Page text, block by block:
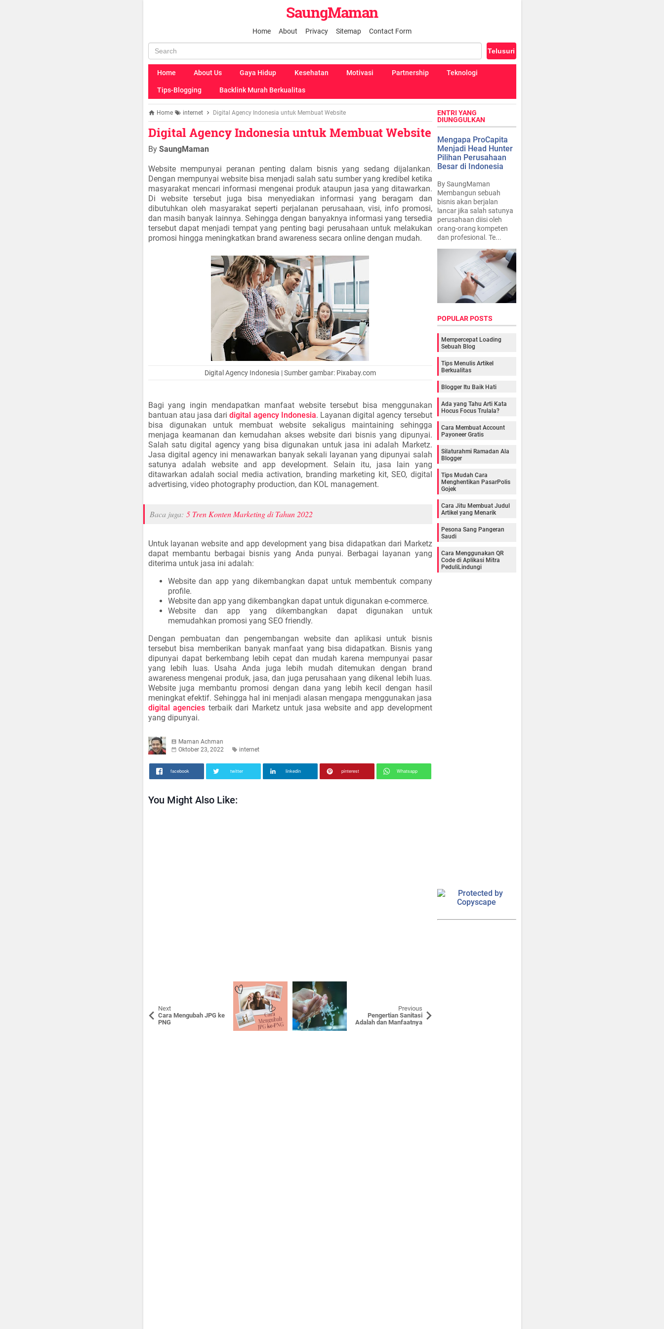
SaungMaman
Home About Privacy Sitemap Contact Form
Home About Us Gaya Hidup Kesehatan Motivasi Partnership Teknologi
Tips-Blogging Backlink Murah Berkualitas
Home internet Digital Agency Indonesia untuk Membuat Website
Digital Agency Indonesia untuk Membuat Website
By SaungMaman
Website mempunyai peranan penting dalam bisnis yang sedang dijalankan.
Dengan mempunyai website bisa menjadi salah satu sumber yang kredibel ketika
masyarakat mencari informasi mengenai produk ataupun jasa yang ditawarkan.
Di website tersebut juga bisa menyediakan informasi yang beragam dan
dibutuhkan oleh masyarakat seperti perjalanan perusahaan, visi, info promosi,
dan masih banyak lainnya. Sehingga dengan banyaknya informasi yang tersedia
tersebut dapat menjadi tempat yang penting bagi perusahaan untuk melakukan
promosi hingga meningkatkan brand awareness secara online dengan mudah.
Digital Agency Indonesia | Sumber gambar: Pixabay.com
Bagi yang ingin mendapatkan manfaat website tersebut bisa menggunakan
bantuan atau jasa daridigital agency Indonesia. Layanan digital agency tersebut
bisa digunakan untuk membuat website sekaligus maintaining sehingga
menjaga keamanan dan kemudahan akses website dari bisnis yang dipunyai.
Salah satu digital agency yang bisa digunakan untuk jasa ini adalah Marketz.
Jasa digital agency ini menawarkan banyak sekali layanan yang dipunyai salah
satunya adalah website and app development. Selain itu, jasa lain yang
ditawarkan adalah social media activation, branding marketing kit, SEO, digital
advertising, video photography production, dan KOL management.
Baca juga: 5 Tren Konten Marketing di Tahun 2022
Untuk layanan website and app development yang bisa didapatkan dari Marketz
dapat membantu berbagai bisnis yang Anda punyai. Berbagai layanan yang
diterima untuk jasa ini adalah:
Website dan app yang dikembangkan dapat untuk membentuk company
profile.
Website dan app yang dikembangkan dapat untuk digunakan e-commerce.
Website dan app yang dikembangkan dapat digunakan untuk
memudahkan promosi yang SEO friendly.
Dengan pembuatan dan pengembangan website dan aplikasi untuk bisnis
tersebut bisa memberikan banyak manfaat yang bisa didapatkan. Bisnis yang
dipunyai dapat berkembang lebih cepat dan mudah karena mempunyai pasar
yang lebih luas. Usaha Anda juga lebih mudah ditemukan dengan brand
awareness mengenai produk, jasa, dan juga perusahaan yang dikenal lebih luas.
Website juga membantu promosi dengan dana yang lebih kecil dengan hasil
meningkat efektif. Sehingga hal ini menjadi alasan mengapa menggunakan jasa
digital agencies terbaik dari Marketz untuk jasa website and app development
yang dipunyai.
Maman Achman
Oktober 23, 2022
internet
facebook twitter linkedin pinterest Whatsapp
You Might Also Like:
Next
Cara Mengubah JPG ke
PNG
Previous
Pengertian Sanitasi
Adalah dan Manfaatnya
ENTRI YANG
DIUNGGULKAN
Mengapa ProCapita
Menjadi Head Hunter
Pilihan Perusahaan
Besar di Indonesia
By SaungMaman
Membangun sebuah
bisnis akan berjalan
lancar jika salah satunya
perusahaan diisi oleh
orang-orang kompeten
dan profesional. Te...
POPULAR POSTS
Mempercepat Loading
Sebuah Blog
Tips Menulis Artikel
Berkualitas
Blogger Itu Baik Hati
Ada yang Tahu Arti Kata
Hocus Focus Trulala?
Cara Membuat Account
Payoneer Gratis
Silaturahmi Ramadan Ala
Blogger
Tips Mudah Cara
Menghentikan PasarPolis
Gojek
Cara Jitu Membuat Judul
Artikel yang Menarik
Pesona Sang Pangeran
Saudi
Cara Menggunakan QR
Code di Aplikasi Mitra
PeduliLindungi